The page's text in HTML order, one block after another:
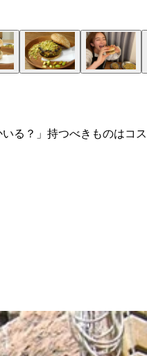
る？」持つべきものはコス